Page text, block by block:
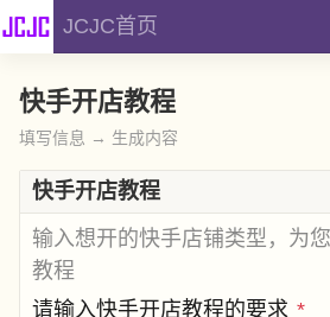
JCJC首页
快手开店教程
填写信息 → 生成内容
快手开店教程
输入想开的快手店铺类型，为
教程
请输入快手开店教程的要求 *